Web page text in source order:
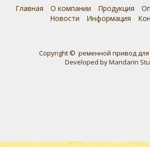
Главная О компании Продукция
Новости
Информация
Copyright © ременной привод для
Developed byMandarin